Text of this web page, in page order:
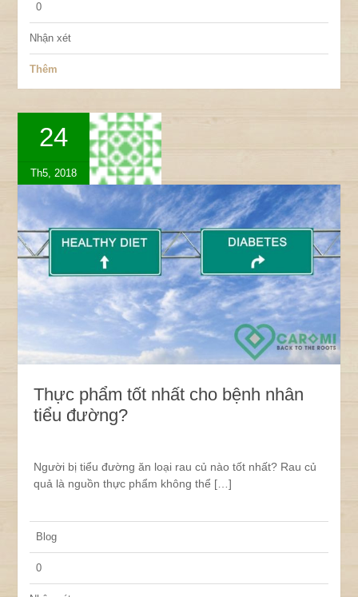
0
Nhận xét
Thêm
24
Th5, 2018
Thực phẩm tốt nhất cho bệnh nhân
tiểu đường?
Người bị tiểu đường ăn loại rau củ nào tốt nhất? Rau củ
quả là nguồn thực phẩm không thể […]
Blog
0